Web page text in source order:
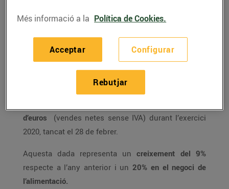
S’han invertit 21 milions d’euros en
i seguretat tant de clients com
treballadors en el context de la COVID-19.
Bonpreu, Esclat, EsclatOil, BonpreuEsclat Online i
d’euros
(vendes netes sense IVA) durant l’exercici
2020, tancat el 28 de febrer.
Aquesta dada representa un creixement del 9%
respecte a l’any anterior i un 20% en el negoci de
l’alimentació.
Més informació a la Política de Cookies.
Configurar
Rebutjar
Acceptar